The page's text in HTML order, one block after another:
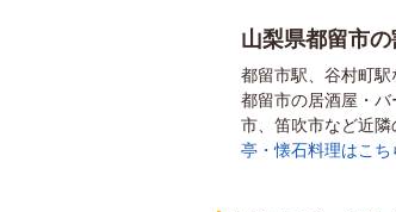
山梨県都留市
都留市駅、谷村町駅
都留市の居酒屋・
市、笛吹市など近
亭・懐石料理はこち